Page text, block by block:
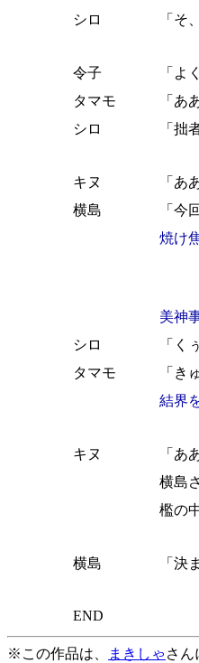
シロ
「そ
令子
「
タマモ
「あ
シロ
「拙
キヌ
「
横島
「今
焼け
美神
シロ
「く
タマモ
「き
結界
キヌ
「
横島
檻の
横島 「
END
※この作品は、 まきしゃ さん